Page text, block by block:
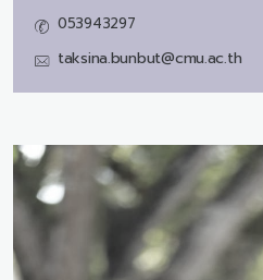
053943297
taksina.bunbut@cmu.ac.th